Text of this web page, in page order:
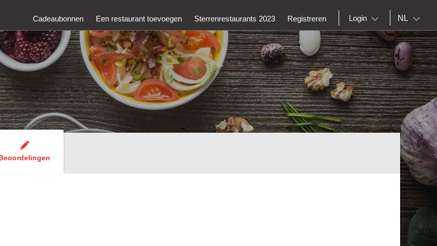
Cadeaubonnen Een restaurant toevoegen Sterrenrestaurants 2023 Registreren Login NL